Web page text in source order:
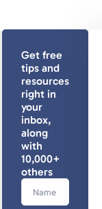
Get free
tips and
resources
right in
your
inbox,
along
with
10,000+
others